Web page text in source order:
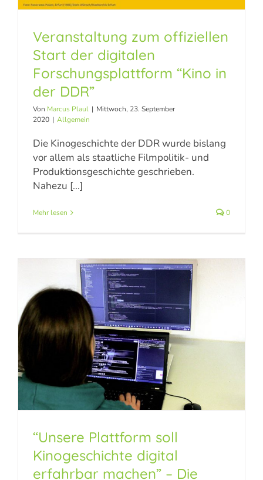
Veranstaltung zum
offiziellen Start der
Forschungsplattform
“Kino in der DDR”
Allgemein
Veranstaltung zum offiziellen
Start der digitalen
Forschungsplattform “Kino in
der DDR”
Von Marcus Plaul | Mittwoch, 23. September
2020 | Allgemein
Die Kinogeschichte der DDR wurde bislang
vor allem als staatliche Filmpolitik- und
Produktionsgeschichte geschrieben.
Nahezu [...]
Mehr lesen 0
“Unsere Plattform soll
Kinogeschichte digital
“Unsere Plattform soll
Kinogeschichte digital
erfahrbar machen” – Die